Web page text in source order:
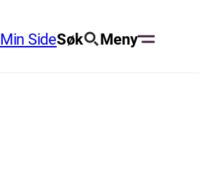
Min SideSøk Meny